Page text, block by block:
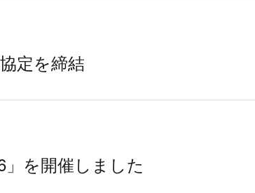
定を締結
」を開催しました